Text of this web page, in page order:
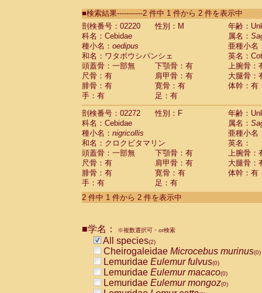
CebidaeSaguinus labiatus(0)
Cebidae Saguinus leucopus (0)
Cebidae
Cebidae
CebidaeSaguinus nigricollis (1)
Cebidae Saguinus oedipus
Cebidae Saguinus weddelli
Cebidae Saguinusspp.
Cebidae Aotus trivirgatus
Cebidae Cebus albifrons
Cebidae
CebidaeCebus capucinus
CebidaeCebus nigrivittatus
Cebidae Cebusspp.(0)
Cebidae Saimiri boliviensis
Cebidae Saimiri sciureus
Atelidae Alouatta caraya
AtelidaeAlouatta fusca
AtelidaeAlouatta seniculus
AtelidaeAteles belzebuth
AtelidaeAteles geoffroyi
AtelidaeAteles paniscus(0)
AtelidaeAtelesspp. (0)
AtelidaeLagothrix lagothricha
AtelidaeLagothrix lagothricha cana
PitheciidaeCacajao calvus
■検索結果-----------2 件中 1 件から 2 件を表示中
剖検番号：02220
性別：M
年齢：
科名：Cebidae
属名：
種小名： oedipus
亜種小名
和名：ワタボウシパンシェ
英名：
頭蓋骨：一部無
下顎骨：有
上腕骨：
尺骨：有
肩甲骨：有
大腿骨：
腓骨：有
寛骨：有
体幹：有
手：有
足：有
剖検番号：02272
性別：F
年齢：
科名：Cebidae
属名：
種小名： nigricollis
亜種小名
和名：クロクビタマリン
英名：
頭蓋骨：一部無
下顎骨：有
上腕骨：
尺骨：有
肩甲骨：有
大腿骨：
腓骨：有
寛骨：有
体幹：有
手：有
足：有
2 件中 1 件から 2 件を表示中
■学名： ※複数選択可・or検索
All species(2)
Cheirogaleidae Microcebus murinus(0)
Lemuridae Eulemur fulvus(0)
Lemuridae Eulemur macaco(0)
Lemuridae Eulemur mongoz(0)